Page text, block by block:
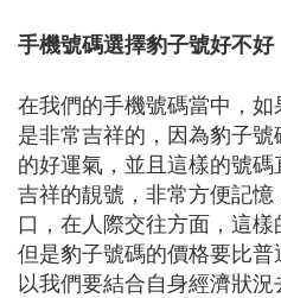
手機號碼選擇豹子號好不好
在我們的手機號碼當中，
是非常吉祥的，因為豹子
的好運氣，並且這樣的號
吉祥的靚號，非常方便記
口，在人際交往方面，這樣
但是豹子號碼的價格要比
以我們要結合自身經濟狀況